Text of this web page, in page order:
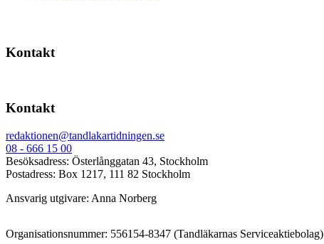
Kontakt
Kontakt
redaktionen@tandlakartidningen.se
08 - 666 15 00
Besöksadress: Österlånggatan 43, Stockholm
Postadress: Box 1217, 111 82 Stockholm
Ansvarig utgivare: Anna Norberg
Organisationsnummer: 556154-8347 (Tandläkarnas Serviceaktiebolag)